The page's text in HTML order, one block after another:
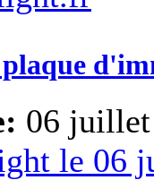
plaque
06 juillet
le 06